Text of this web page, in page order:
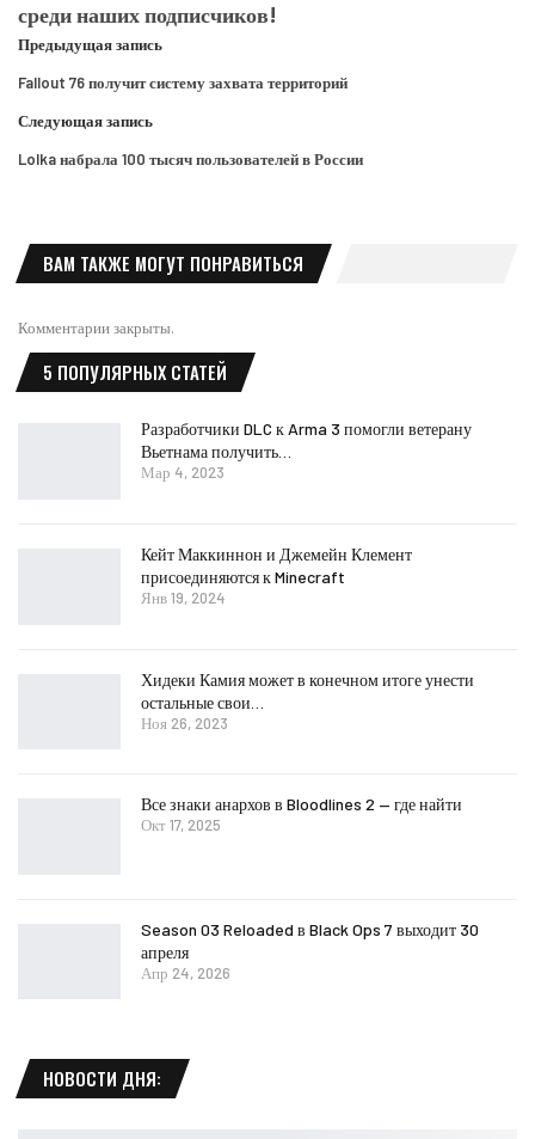
среди наших подписчиков!
Предыдущая запись
Fallout 76 получит систему захвата территорий
Следующая запись
Lolka набрала 100 тысяч пользователей в России
ВАМ ТАКЖЕ МОГУТ ПОНРАВИТЬСЯ
Комментарии закрыты.
5 ПОПУЛЯРНЫХ СТАТЕЙ
Разработчики DLC к Arma 3 помогли ветерану
Вьетнама получить…
Мар 4, 2023
Кейт Маккиннон и Джемейн Клемент
присоединяются к Minecraft
Янв 19, 2024
Хидеки Камия может в конечном итоге унести
остальные свои…
Ноя 26, 2023
Все знаки анархов в Bloodlines 2 — где найти
Окт 17, 2025
Season 03 Reloaded в Black Ops 7 выходит 30
апреля
Апр 24, 2026
НОВОСТИ ДНЯ: